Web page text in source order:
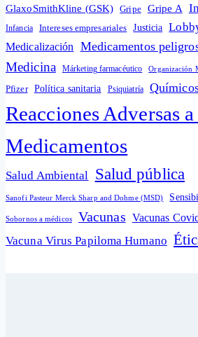
GlaxoSmithKline (GSK) Gripe Gripe A
Infancia Intereses empresariales Justicia
Medicalización Medicamentos
Medicina Márketing farmacéutico Organización
Pfizer Política sanitaria Psiquiatría
Reacciones Adversas
Medicamentos
Salud Ambiental Salud pública
Sanofi Pasteur Merck Sharp and Dohme (MSD)
Sobornos a médicos Vacunas Vacunas
Vacuna Virus Papiloma Humano